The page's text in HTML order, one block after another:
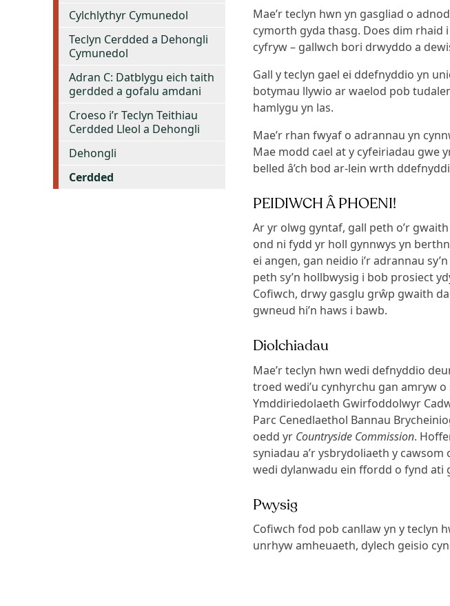
Mae’r teclyn hwn yn gasgliad o
cymorth gyda thasg. Does dim rhaid
cyfryw – gallwch bori drwyddo a
Gall y teclyn gael ei ddefnyddio yn
botymau llywio ar waelod pob
hamlygu yn las.
Mae’r rhan fwyaf o adrannau yn
Mae modd cael at y cyfeiriadau gwe
belled â’ch bod ar-lein wrth
PEIDIWCH Â PHOENI!
Ar yr olwg gyntaf, gall peth o’r
ond ni fydd yr holl gynnwys yn
ei angen, gan neidio i’r adrannau
peth sy’n hollbwysig i bob prosiect
Cofiwch, drwy gasglu grŵp gwaith
gwneud hi’n haws i bawb.
Diolchiadau
Mae’r teclyn hwn wedi defnyddio
troed wedi’u cynhyrchu gan amryw
Ymddiriedolaeth Gwirfoddolwyr
Parc Cenedlaethol Bannau
oedd yr Countryside Commission.
syniadau a’r ysbrydoliaeth y cawsom
wedi dylanwadu ein ffordd o fynd ati
Pwysig
Cofiwch fod pob canllaw yn y teclyn
unrhyw amheuaeth, dylech geisio
Cylchlythyr Cymunedol
Teclyn Cerdded a Dehongli
Cymunedol
Adran C: Datblygu eich taith
gerdded a gofalu amdani
Croeso i’r Teclyn Teithiau
Cerdded Lleol a Dehongli
Dehongli
Cerdded